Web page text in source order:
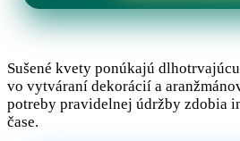
Sušené kvety ponúkajú
vo vytváraní dekorácií a
potreby pravidelnej údržby zdobia
čase.